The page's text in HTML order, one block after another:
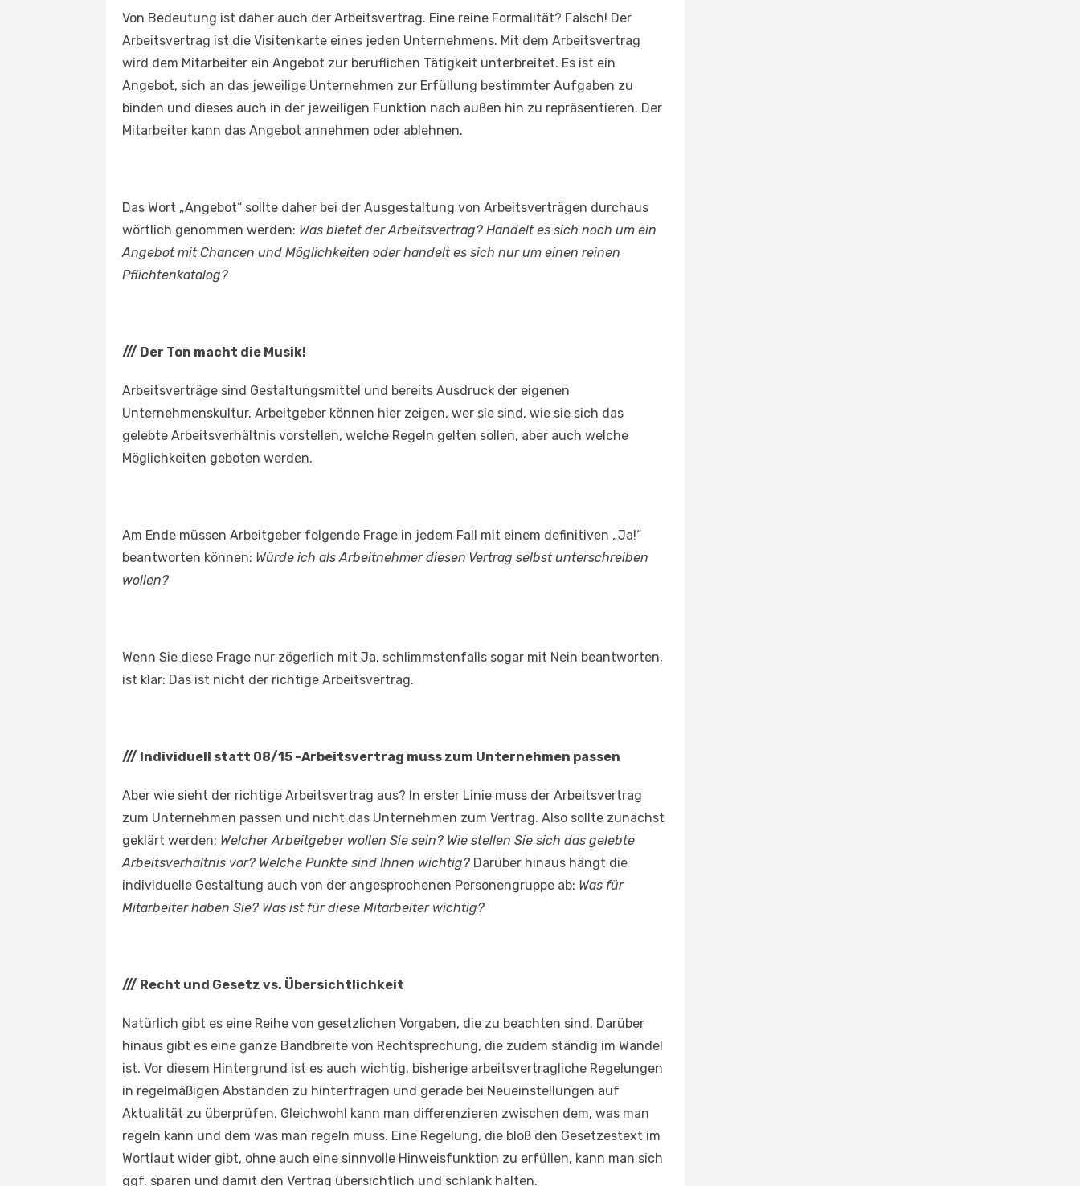
Von Bedeutung ist daher auch der Arbeitsvertrag. Eine reine Formalität? Falsch! Der
Arbeitsvertrag ist die Visitenkarte eines jeden Unternehmens. Mit dem Arbeitsvertrag
wird dem Mitarbeiter ein Angebot zur beruflichen Tätigkeit unterbreitet. Es ist ein
Angebot, sich an das jeweilige Unternehmen zur Erfüllung bestimmter Aufgaben zu
binden und dieses auch in der jeweiligen Funktion nach außen hin zu repräsentieren. Der
Mitarbeiter kann das Angebot annehmen oder ablehnen.
Das Wort „Angebot“ sollte daher bei der Ausgestaltung von Arbeitsverträgen durchaus
wörtlich genommen werden: Was bietet der Arbeitsvertrag? Handelt es sich noch um ein
Angebot mit Chancen und Möglichkeiten oder handelt es sich nur um einen reinen
Pflichtenkatalog?
/// Der Ton macht die Musik!
Arbeitsverträge sind Gestaltungsmittel und bereits Ausdruck der eigenen
Unternehmenskultur. Arbeitgeber können hier zeigen, wer sie sind, wie sie sich das
gelebte Arbeitsverhältnis vorstellen, welche Regeln gelten sollen, aber auch welche
Möglichkeiten geboten werden.
Am Ende müssen Arbeitgeber folgende Frage in jedem Fall mit einem definitiven „Ja!“
beantworten können: Würde ich als Arbeitnehmer diesen Vertrag selbst unterschreiben
wollen?
Wenn Sie diese Frage nur zögerlich mit Ja, schlimmstenfalls sogar mit Nein beantworten,
ist klar: Das ist nicht der richtige Arbeitsvertrag.
/// Individuell statt 08/15 -Arbeitsvertrag muss zum Unternehmen passen
Aber wie sieht der richtige Arbeitsvertrag aus? In erster Linie muss der Arbeitsvertrag
zum Unternehmen passen und nicht das Unternehmen zum Vertrag. Also sollte zunächst
geklärt werden: Welcher Arbeitgeber wollen Sie sein? Wie stellen Sie sich das gelebte
Arbeitsverhältnis vor? Welche Punkte sind Ihnen wichtig? Darüber hinaus hängt die
individuelle Gestaltung auch von der angesprochenen Personengruppe ab: Was für
Mitarbeiter haben Sie? Was ist für diese Mitarbeiter wichtig?
/// Recht und Gesetz vs. Übersichtlichkeit
Natürlich gibt es eine Reihe von gesetzlichen Vorgaben, die zu beachten sind. Darüber
hinaus gibt es eine ganze Bandbreite von Rechtsprechung, die zudem ständig im Wandel
ist. Vor diesem Hintergrund ist es auch wichtig, bisherige arbeitsvertragliche Regelungen
in regelmäßigen Abständen zu hinterfragen und gerade bei Neueinstellungen auf
Aktualität zu überprüfen. Gleichwohl kann man differenzieren zwischen dem, was man
regeln kann und dem was man regeln muss. Eine Regelung, die bloß den Gesetzestext im
Wortlaut wider gibt, ohne auch eine sinnvolle Hinweisfunktion zu erfüllen, kann man sich
ggf. sparen und damit den Vertrag übersichtlich und schlank halten.